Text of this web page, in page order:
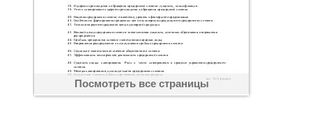
Посмотреть все страницы